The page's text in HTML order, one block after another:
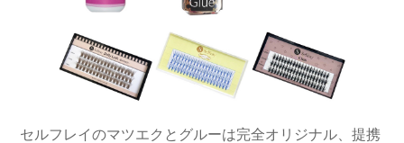
セルフレイのマツエクとグルーは完全オリジナル、提携